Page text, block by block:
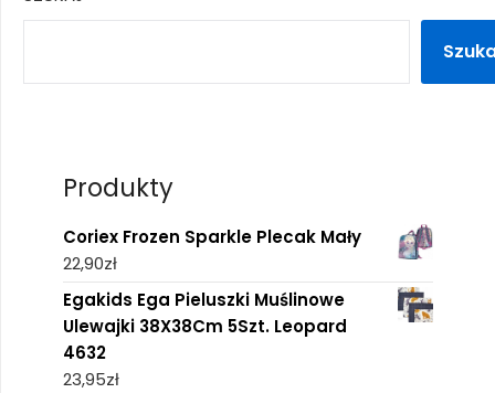
Produkty
Coriex Frozen Sparkle Plecak Mały
22,90zł
Egakids Ega Pieluszki Muślinowe
Ulewajki 38X38Cm 5Szt. Leopard
4632
23,95zł